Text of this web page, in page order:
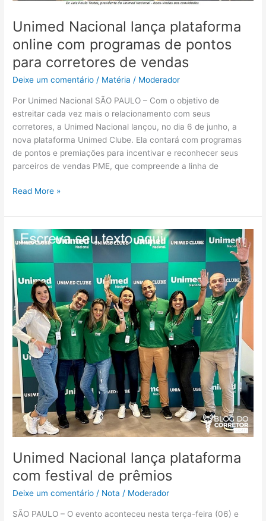
Unimed Nacional lança plataforma
online com programas de pontos
para corretores de vendas
Deixe um comentário / Matéria / Moderador
Por Unimed Nacional SÃO PAULO – Com o objetivo de
estreitar cada vez mais o relacionamento com seus
corretores, a Unimed Nacional lançou, no dia 6 de junho, a
nova plataforma Unimed Clube. Ela contará com programas
de pontos e premiações para incentivar e reconhecer seus
parceiros de vendas PME, que compreende a linha de
Read More »
Unimed Nacional lança plataforma
com festival de prêmios
Deixe um comentário / Nota / Moderador
SÃO PAULO – O evento aconteceu nesta terça-feira (06) e
Unimed
Nacional
lança
plataforma
com
festival
de
prêmios